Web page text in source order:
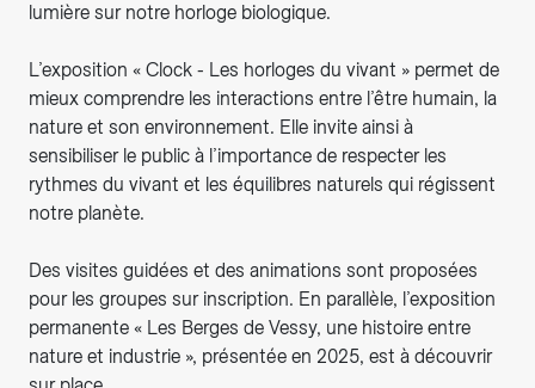
lumière sur notre horloge biologique.
L’exposition « Clock - Les horloges du vivant » permet de
mieux comprendre les interactions entre l’être humain, la
nature et son environnement. Elle invite ainsi à
sensibiliser le public à l’importance de respecter les
rythmes du vivant et les équilibres naturels qui régissent
notre planète.
Des visites guidées et des animations sont proposées
pour les groupes sur inscription. En parallèle, l’exposition
permanente « Les Berges de Vessy, une histoire entre
nature et industrie », présentée en 2025, est à découvrir